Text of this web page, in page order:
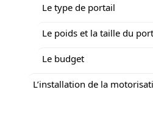
Le type de portail
Le poids et la taille du
Le budget
L’installation de la